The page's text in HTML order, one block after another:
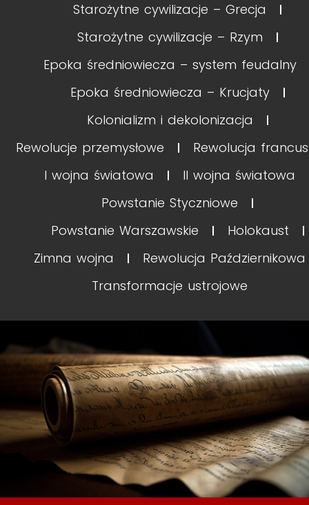
Starożytne cywilizacje – Grecja
Starożytne cywilizacje – Rzym
Epoka średniowiecza – system feudalny
Epoka średniowiecza – Krucjaty
Kolonializm i dekolonizacja
Rewolucje przemysłowe
Rewolucja
I wojna światowa
II wojna światowa
Powstanie Styczniowe
Powstanie Warszawskie
Holokaust
Zimna wojna
Rewolucja Październikowa
Transformacje ustrojowe